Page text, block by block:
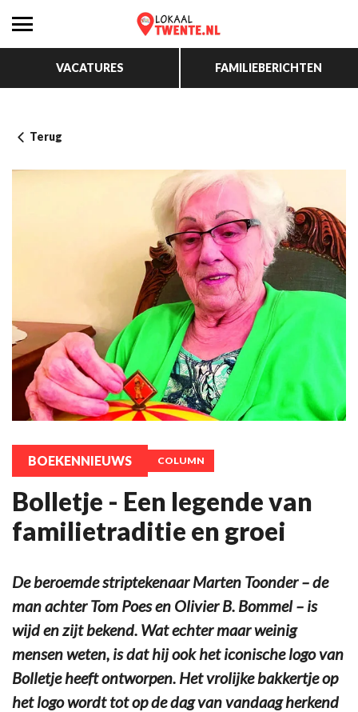
VACATURES FAMILIEBERICHTEN
Terug
BOEKENNIEUWS COLUMN
Bolletje - Een legende van
familietraditie en groei
De beroemde striptekenaar Marten Toonder – de
man achter Tom Poes en Olivier B. Bommel – is
wijd en zijt bekend. Wat echter maar weinig
mensen weten, is dat hij ook het iconische logo van
Bolletje heeft ontworpen. Het vrolijke bakkertje op
het logo wordt tot op de dag van vandaag herkend